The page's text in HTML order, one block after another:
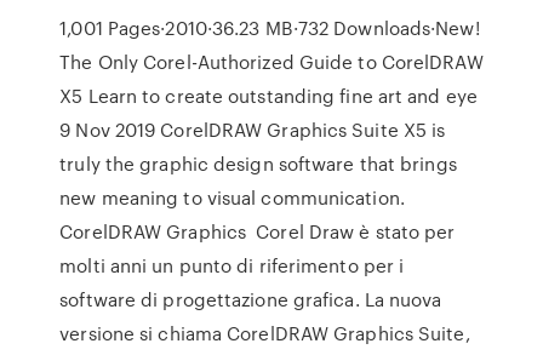
1,001 Pages·2010·36.23 MB·732 Downloads·New!
The Only Corel-Authorized Guide to CorelDRAW
X5 Learn to create outstanding fine art and eye
9 Nov 2019 CorelDRAW Graphics Suite X5 is
truly the graphic design software that brings
new meaning to visual communication.
CorelDRAW Graphics Corel Draw è stato per
molti anni un punto di riferimento per i
software di progettazione grafica. La nuova
versione si chiama CorelDRAW Graphics Suite,